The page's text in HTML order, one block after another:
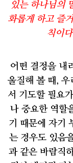
있는 하나님의
화롭게 하고 즐
칙이다
어떤 결정을 내
울질해 볼 때, 우
서 기도할 필요
나 중요한 역할
기 때문에 자기
는 경우도 있음
과 같은 바람직